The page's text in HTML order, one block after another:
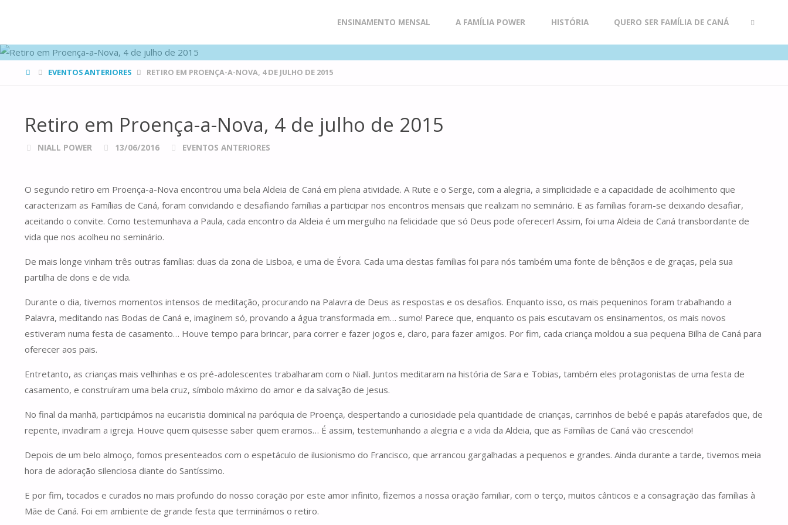
to
ENSINAMENTO MENSAL A FAMÍLIA POWER HISTÓRIA QUERO SER FAMÍLIA DE CANÁ
HOMEEVENTOS ANTERIORES RETIRO EM PROENÇA-A-NOVA, 4 DE JULHO DE 2015
Retiro em Proença-a-Nova, 4 de julho de 2015
NIALL POWER 13/06/2016 EVENTOS ANTERIORES
O segundo retiro em Proença-a-Nova encontrou uma bela Aldeia de Caná em plena atividade. A Rute e o Serge, com a alegria, a simplicidade e a capacidade de acolhimento que
caracterizam as Famílias de Caná, foram convidando e desafiando famílias a participar nos encontros mensais que realizam no seminário. E as famílias foram-se deixando desafiar,
aceitando o convite. Como testemunhava a Paula, cada encontro da Aldeia é um mergulho na felicidade que só Deus pode oferecer! Assim, foi uma Aldeia de Caná transbordante de
vida que nos acolheu no seminário.
De mais longe vinham três outras famílias: duas da zona de Lisboa, e uma de Évora. Cada uma destas famílias foi para nós também uma fonte de bênçãos e de graças, pela sua
partilha de dons e de vida.
Durante o dia, tivemos momentos intensos de meditação, procurando na Palavra de Deus as respostas e os desafios. Enquanto isso, os mais pequeninos foram trabalhando a
Palavra, meditando nas Bodas de Caná e, imaginem só, provando a água transformada em… sumo! Parece que, enquanto os pais escutavam os ensinamentos, os mais novos
estiveram numa festa de casamento… Houve tempo para brincar, para correr e fazer jogos e, claro, para fazer amigos. Por fim, cada criança moldou a sua pequena Bilha de Caná para
oferecer aos pais.
Entretanto, as crianças mais velhinhas e os pré-adolescentes trabalharam com o Niall. Juntos meditaram na história de Sara e Tobias, também eles protagonistas de uma festa de
casamento, e construíram uma bela cruz, símbolo máximo do amor e da salvação de Jesus.
No final da manhã, participámos na eucaristia dominical na paróquia de Proença, despertando a curiosidade pela quantidade de crianças, carrinhos de bebé e papás atarefados que, de
repente, invadiram a igreja. Houve quem quisesse saber quem eramos… É assim, testemunhando a alegria e a vida da Aldeia, que as Famílias de Caná vão crescendo!
Depois de um belo almoço, fomos presenteados com o espetáculo de ilusionismo do Francisco, que arrancou gargalhadas a pequenos e grandes. Ainda durante a tarde, tivemos meia
hora de adoração silenciosa diante do Santíssimo.
E por fim, tocados e curados no mais profundo do nosso coração por este amor infinito, fizemos a nossa oração familiar, com o terço, muitos cânticos e a consagração das famílias à
Mãe de Caná. Foi em ambiente de grande festa que terminámos o retiro.